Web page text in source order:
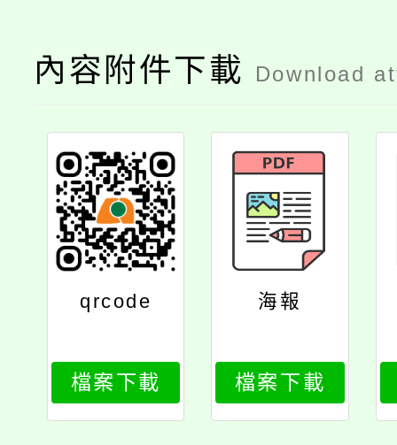
內容附件下載 Download
qrcode
檔案下載
海報
檔案下載